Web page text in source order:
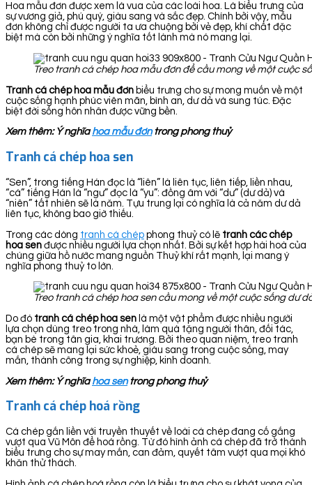
Hoa mẫu đơn được xem là vua của các loài hoa. Là biểu trưng của
sự vương giả, phú quý, giàu sang và sắc đẹp. Chính bởi vậy, mẫu
đơn không chỉ được người ta ưa chuộng bởi vẻ đẹp, khí chất đặc
biệt mà còn bởi những ý nghĩa tốt lành mà nó mang lại.
Treo tranh cá chép hoa mẫu đơn để cầu mong về một cuộc
Tranh cá chép hoa mẫu đơn biểu trưng cho sự mong muốn về một
cuộc sống hạnh phúc viên mãn, bình an, dư dả và sung túc. Đặc
biệt đời sống hôn nhân được vững bền.
Xem thêm: Ý nghĩahoa mẫu đơntrong phong thuỷ
Tranh cá chép hoa sen
“Sen”, trong tiếng Hán đọc là “liên” là liên tục, liên tiếp, liền nhau,
“cá” tiếng Hán là “ngư” đọc là “yu”: đồng âm với “dư” (dư dả) và
“niên” tất nhiên sẽ là năm. Tựu trung lại có nghĩa là cả năm dư dả
liên tục, không bao giờ thiếu.
Trong các dòng tranh cá chép phong thuỷ có lẽ tranh các chép
hoa sen được nhiều người lựa chọn nhất. Bởi sự kết hợp hài hoà của
chúng giữa hồ nước mang nguồn Thuỷ khí rất mạnh, lại mang ý
nghĩa phong thuỷ to lớn.
Treo tranh cá chép hoa sen cầu mong về một cuộc sống dư
Do đó tranh cá chép hoa sen là một vật phẩm được nhiều người
lựa chọn dùng treo trong nhà, làm quà tặng người thân, đối tác,
bạn bè trong tân gia, khai trương. Bởi theo quan niệm, treo tranh
cá chép sẽ mang lại sức khoẻ, giàu sang trong cuộc sống, may
mắn, thành công trong sự nghiệp, kinh doanh.
Xem thêm: Ý nghĩahoa sentrong phong thuỷ
Tranh cá chép hoá rồng
Cá chép gắn liền với truyền thuyết về loài cá chép đang cố gắng
vượt qua Vũ Môn để hoá rồng. Từ đó hình ảnh cá chép đã trở thành
biểu trưng cho sự may mắn, can đảm, quyết tâm vượt qua mọi khó
khăn thử thách.